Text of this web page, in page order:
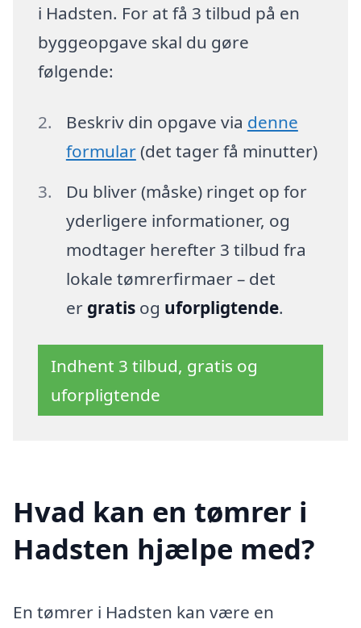
i Hadsten. For at få 3 tilbud på en
byggeopgave skal du gøre
følgende:
Beskriv din opgave via denne
formular(det tager få minutter)
Du bliver (måske) ringet op for
yderligere informationer, og
modtager herefter 3 tilbud fra
lokale tømrerfirmaer – det
er gratisog uforpligtende.
Indhent 3 tilbud, gratis og
uforpligtende
Hvad kan en tømrer i
Hadsten hjælpe med?
En tømrer i Hadsten kan være en